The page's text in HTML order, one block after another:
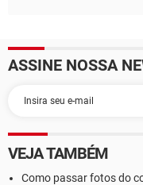
ASSINE NOSSA
VEJA TAMBÉM
Como passar fotos do